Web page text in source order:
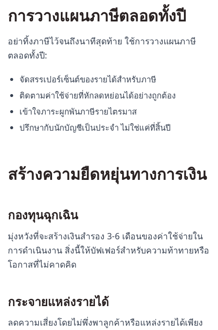
การวางแผนภาษีตลอดทั้งปี
อย่าทิ้งภาษีไว้จนถึงนาทีสุดท้าย ใช้การวางแผนภาษี
ตลอดทั้งปี:
จัดสรรเปอร์เซ็นต์ของรายได้สำหรับภาษี
ติดตามค่าใช้จ่ายที่หักลดหย่อนได้อย่างถูกต้อง
เข้าใจภาระผูกพันภาษีรายไตรมาส
ปรึกษากับนักบัญชีเป็นประจำ ไม่ใช่แค่ที่สิ้นปี
สร้างความยืดหยุ่นทางการเงิน
กองทุนฉุกเฉิน
มุ่งหวังที่จะสร้างเงินสำรอง 3-6 เดือนของค่าใช้จ่ายใน
การดำเนินงาน สิ่งนี้ให้บัฟเฟอร์สำหรับความท้าทายหรือ
โอกาสที่ไม่คาดคิด
กระจายแหล่งรายได้
ลดความเสี่ยงโดยไม่พึ่งพาลูกค้าหรือแหล่งรายได้เพียง